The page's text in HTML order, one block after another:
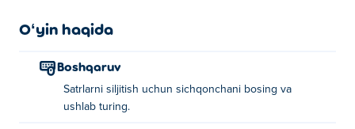
Oʻyin haqida
Boshqaruv
Satrlarni siljitish uchun sichqonchani bosing va
ushlab turing.